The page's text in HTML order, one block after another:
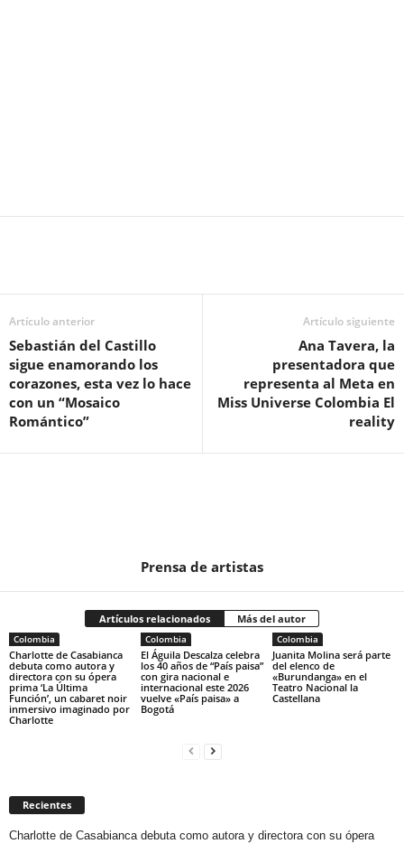
Artículo anterior
Sebastián del Castillo
sigue enamorando los
corazones, esta vez lo hace
con un “Mosaico
Romántico”
Artículo siguiente
Ana Tavera, la
presentadora que
representa al Meta en
Miss Universe Colombia El
reality
Prensa de artistas
Artículos relacionados Más del autor
Colombia
Charlotte de Casabianca
debuta como autora y
directora con su ópera
prima ‘La Última
Función’, un cabaret noir
inmersivo imaginado por
Charlotte
Colombia
El Águila Descalza celebra
los 40 años de “País paisa”
con gira nacional e
internacional este 2026
vuelve «País paisa» a
Bogotá
Colombia
Juanita Molina será parte
del elenco de
«Burundanga» en el
Teatro Nacional la
Castellana
Recientes
Charlotte de Casabianca debuta como autora y directora con su ópera